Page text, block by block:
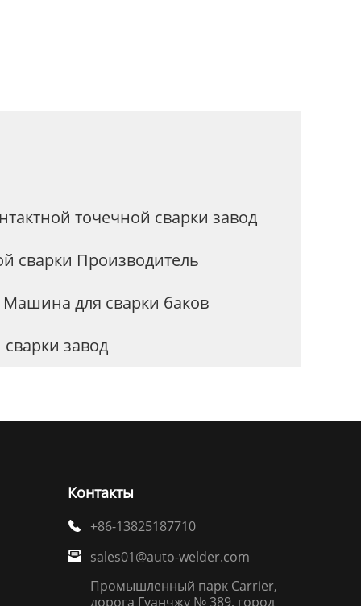
точечной сварки завод
сварки Производитель
Машина для сварки баков
завод
Контакты
 +86-13825187710

sales01@auto-welder.com
Промышленный парк Carrier,
дорога Гуанчжу № 389, город